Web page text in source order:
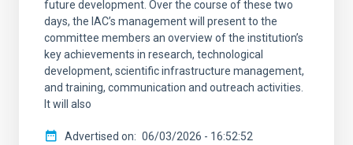
future development. Over the course of these two
days, the IAC’s management will present to the
committee members an overview of the institution’s
key achievements in research, technological
development, scientific infrastructure management,
and training, communication and outreach activities.
It will also
Advertised on 06/03/2026 - 16:52:52